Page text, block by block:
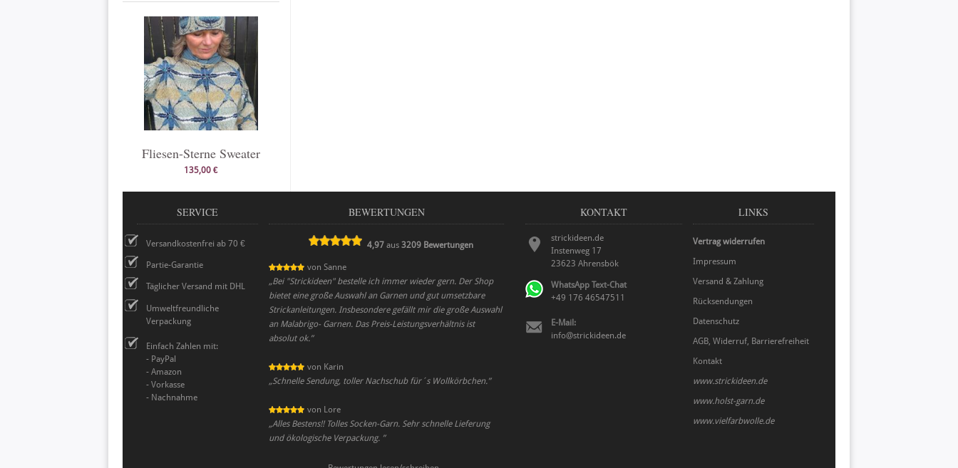
Fliesen-Sterne Sweater
135,00 €
SERVICE
Versandkostenfrei ab 70 €
Partie-Garantie
Täglicher Versand mit DHL
Umweltfreundliche
Verpackung
Einfach Zahlen mit:
- PayPal
- Amazon
- Vorkasse
- Nachnahme
BEWERTUNGEN
4,97 aus3209 Bewertungen
von Sanne
„Bei "Strickideen" bestelle ich immer wieder gern. Der Shop
bietet eine große Auswahl an Garnen und gut umsetzbare
Strickanleitungen. Insbesondere gefällt mir die große Auswahl
an Malabrigo- Garnen. Das Preis-Leistungsverhältnis ist
absolut ok.”
von Karin
„Schnelle Sendung, toller Nachschub für´s Wollkörbchen.”
von Lore
„Alles Bestens!! Tolles Socken-Garn. Sehr schnelle Lieferung
und ökologische Verpackung. ”
KONTAKT
strickideen.de
Instenweg 17
23623 Ahrensbök
WhatsApp Text-Chat
+49 176 46547511
E-Mail:
info@strickideen.de
LINKS
Vertrag widerrufen
Impressum
Versand & Zahlung
Rücksendungen
Datenschutz
AGB, Widerruf, Barrierefreiheit
Kontakt
www.strickideen.de
www.holst-garn.de
www.vielfarbwolle.de